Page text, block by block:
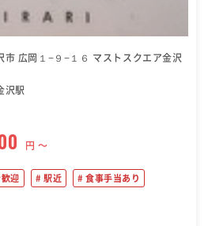
市 広岡１−９−１６ マストスクエア金沢
沢駅
円 〜
迎 駅近 食事手当あり